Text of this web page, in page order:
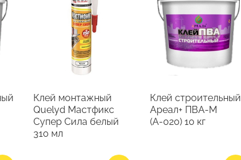
Клей монтажный
Quelyd Мастфикс
Супер Сила белый
310 мл
Клей строительный
Ареал+ ПВА-М
(А-020) 10 кг